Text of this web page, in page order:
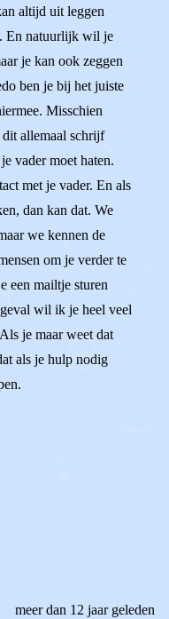
altijd uit leggen
En natuurlijk wil je
je kan ook zeggen
ben je bij het juiste
Misschien
allemaal schrijf
vader moet haten.
met je vader. En als
dan kan dat. We
we kennen de
om je verder te
een mailtje sturen
wil ik je heel veel
je maar weet dat
als je hulp nodig
meer dan 12 jaar geleden